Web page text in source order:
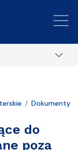
Dokumenty
do
poza